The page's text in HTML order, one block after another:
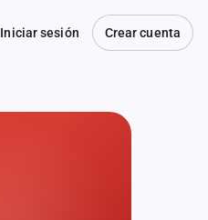
Iniciar sesión Crear cuenta